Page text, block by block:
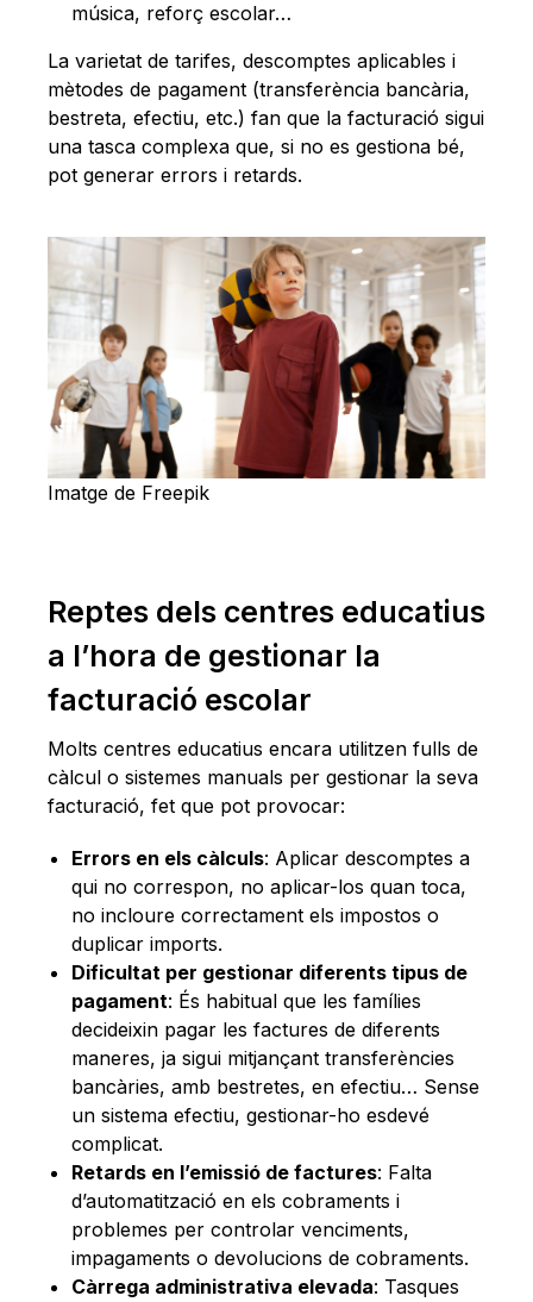
música, reforç escolar…
La varietat de tarifes, descomptes aplicables i
mètodes de pagament (transferència bancària,
bestreta, efectiu, etc.) fan que la facturació sigui
una tasca complexa que, si no es gestiona bé,
pot generar errors i retards.
Imatge de Freepik
Reptes dels centres educatius
a l’hora de gestionar la
facturació escolar
Molts centres educatius encara utilitzen fulls de
càlcul o sistemes manuals per gestionar la seva
facturació, fet que pot provocar:
Errors en els càlculs: Aplicar descomptes a
qui no correspon, no aplicar-los quan toca,
no incloure correctament els impostos o
duplicar imports.
Dificultat per gestionar diferents tipus de
pagament: És habitual que les famílies
decideixin pagar les factures de diferents
maneres, ja sigui mitjançant transferències
bancàries, amb bestretes, en efectiu… Sense
un sistema efectiu, gestionar-ho esdevé
complicat.
Retards en l’emissió de factures: Falta
d’automatització en els cobraments i
problemes per controlar venciments,
impagaments o devolucions de cobraments.
Càrrega administrativa elevada: Tasques